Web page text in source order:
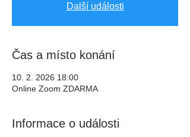
Další události
Čas a místo konání
10. 2. 2026 18:00
Online Zoom ZDARMA
Informace o události